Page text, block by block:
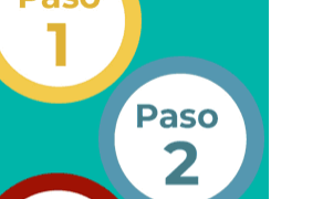
de Guarda y Custodia